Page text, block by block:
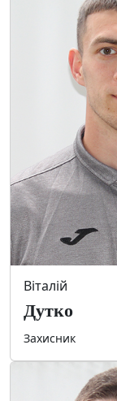
Віталій
Дутко
Захисник